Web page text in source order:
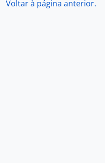
Voltar à página anterior.